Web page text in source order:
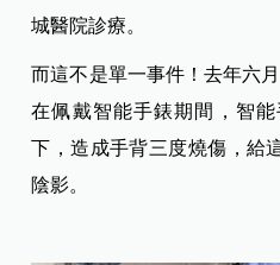
城醫院診療。
而這不是單一事件！去年六
在佩戴智能手錶期間，智
下，造成手背三度燒傷，給
陰影。